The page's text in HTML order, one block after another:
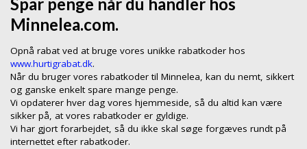
Minnelea.com.
Opnå rabat ved at bruge vores unikke rabatkoder hos
www.hurtigrabat.dk.
Når du bruger vores rabatkoder til Minnelea, kan du nemt, sikkert
og ganske enkelt spare mange penge.
Vi opdaterer hver dag vores hjemmeside, så du altid kan være
sikker på, at vores rabatkoder er gyldige.
Vi har gjort forarbejdet, så du ikke skal søge forgæves rundt på
internettet efter rabatkoder.